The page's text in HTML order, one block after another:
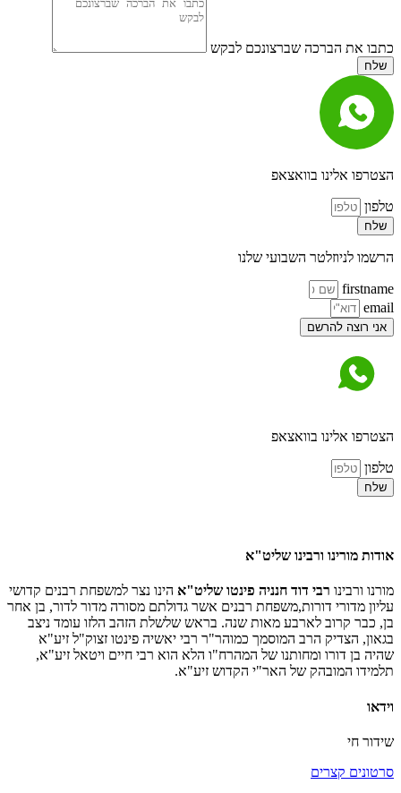
כתבו את הברכה שברצונכם לבקש
שלח
הצטרפו אלינו בוואצאפ
טלפון
שלח
הרשמו לניוזלטר השבועי שלנו
firstname
email
אני רוצה להרשם
הצטרפו אלינו בוואצאפ
טלפון
שלח
אודות מורינו ורבינו שליט"א
מורנו ורבינו רבי דוד חנניה פינטו שליט"א הינו נצר למשפחת רבנים קדושי
עליון מדורי דורות,משפחת רבנים אשר גדולתם מסורה מדור לדור, בן אחר
בן, כבר קרוב לארבע מאות שנה. בראש שלשלת הזהב הלזו עומד ניצב
בגאון, הצדיק הרב המוסמך כמוהר"ר רבי יאשיה פינטו זצוק"ל זיע"א
שהיה בן דורו ומחותנו של המהרח"ו הלא הוא רבי חיים ויטאל זיע"א,
תלמידו המובהק של האר"י הקדוש זיע"א.
וידאו
שידור חי
סרטונים קצרים